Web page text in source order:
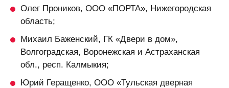
Олег Проников, ООО «ПОРТА», Нижегородская
область;
Михаил Баженский, ГК «Двери в дом»,
Волгоградская, Воронежская и Астраханская
обл., респ. Калмыкия;
Юрий Геращенко, ООО «Тульская дверная